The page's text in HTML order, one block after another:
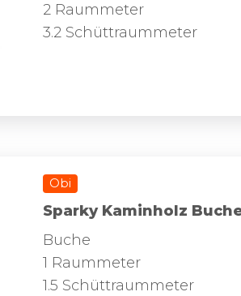
2 Raummeter
3.2 Schüttraummeter
Obi
Sparky Kaminholz
Buche
1 Raummeter
1.5 Schüttraummeter